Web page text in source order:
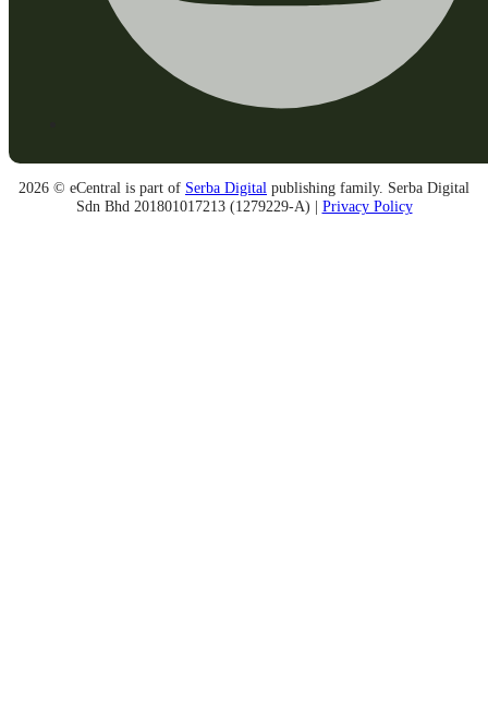
2026 © eCentral is part of Serba Digital publishing family. Serba Digital
Sdn Bhd 201801017213 (1279229-A) | Privacy Policy